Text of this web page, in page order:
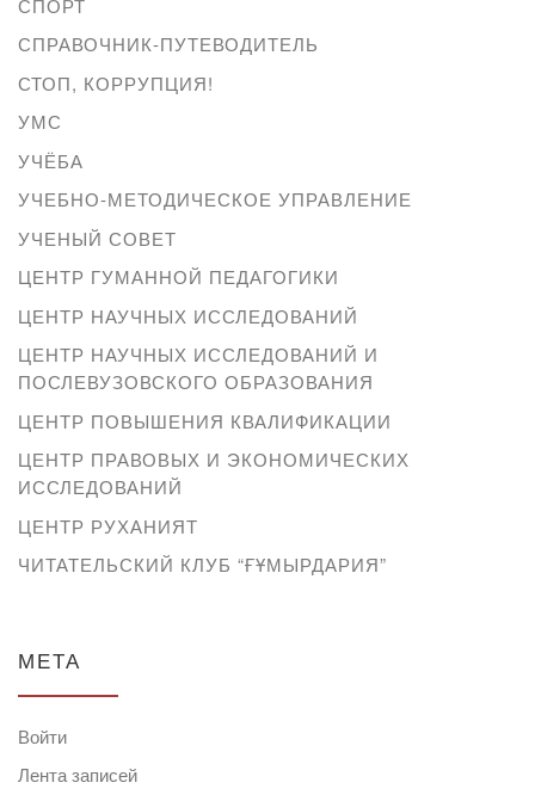
СПРАВОЧНИК-ПУТЕВОДИТЕЛЬ
СТОП, КОРРУПЦИЯ!
УМС
УЧЁБА
УЧЕБНО-МЕТОДИЧЕСКОЕ УПРАВЛЕНИЕ
УЧЕНЫЙ СОВЕТ
ЦЕНТР ГУМАННОЙ ПЕДАГОГИКИ
ЦЕНТР НАУЧНЫХ ИССЛЕДОВАНИЙ
ЦЕНТР НАУЧНЫХ ИССЛЕДОВАНИЙ И
ПОСЛЕВУЗОВСКОГО ОБРАЗОВАНИЯ
ЦЕНТР ПОВЫШЕНИЯ КВАЛИФИКАЦИИ
ЦЕНТР ПРАВОВЫХ И ЭКОНОМИЧЕСКИХ
ИССЛЕДОВАНИЙ
ЦЕНТР РУХАНИЯТ
ЧИТАТЕЛЬСКИЙ КЛУБ “ҒҰМЫРДАРИЯ”
МЕТА
Войти
Лента записей